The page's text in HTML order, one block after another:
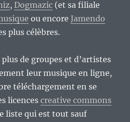
,Dogmazic (et sa filiale
ou encore Jamendo
plus célèbres.
de groupes et d’artistes
leur musique en ligne,
téléchargement en se
licencescreative commons
liste qui est tout sauf